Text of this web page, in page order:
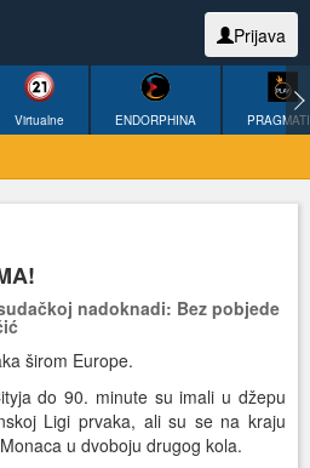
Prijava
Virtualne ENDORPHINA
nadoknadi: Bez pobjede
širom Europe.
do 90. minute su imali u džepu
Ligi prvaka, ali su se na kraju
u dvoboju drugog kola.